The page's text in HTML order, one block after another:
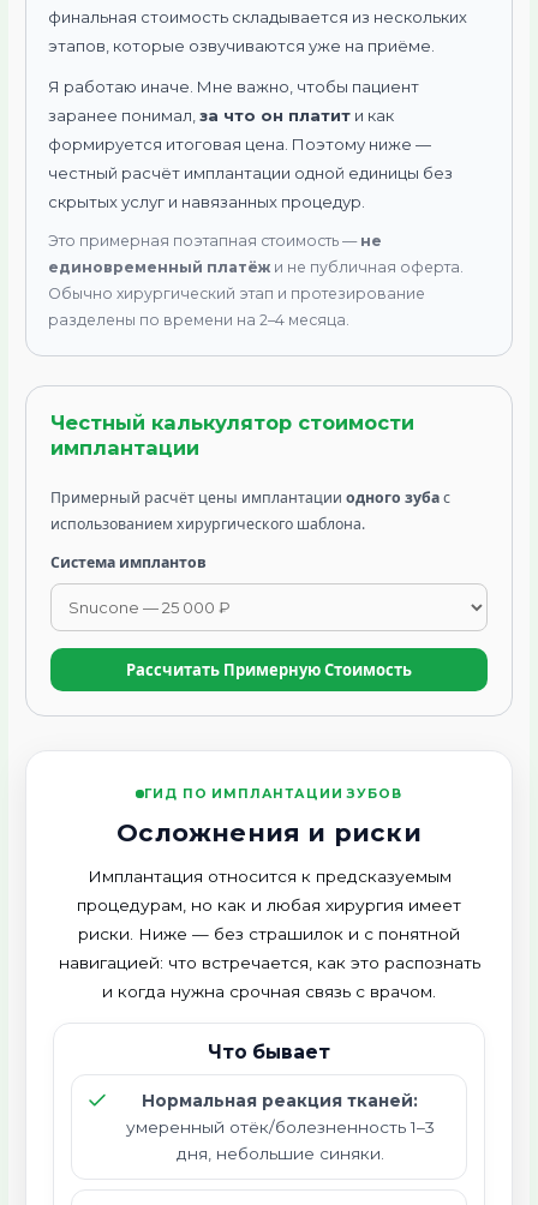
финальная стоимость складывается из нескольких
этапов, которые озвучиваются уже на приёме.
Я работаю иначе. Мне важно, чтобы пациент
заранее понимал,за что он платит и как
формируется итоговая цена. Поэтому ниже —
честный расчёт имплантации одной единицы без
скрытых услуг и навязанных процедур.
Это примерная поэтапная стоимость — не
единовременный платёж и не публичная оферта.
Обычно хирургический этап и протезирование
разделены по времени на 2–4 месяца.
Честный калькулятор стоимости
имплантации
Примерный расчёт цены имплантацииодного зубас
использованием хирургического шаблона.
Система имплантов
Рассчитать Примерную Стоимость
ГИД ПО ИМПЛАНТАЦИИ ЗУБОВ
Осложнения и риски
Имплантация относится к предсказуемым
процедурам, но как и любая хирургия имеет
риски. Ниже — без страшилок и с понятной
навигацией: что встречается, как это распознать
и когда нужна срочная связь с врачом.
Что бывает
Нормальная реакция тканей:
умеренный отёк/болезненность 1–3
дня, небольшие синяки.